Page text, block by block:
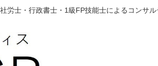
労士・行政書士・1級FP技能士によるコンサ